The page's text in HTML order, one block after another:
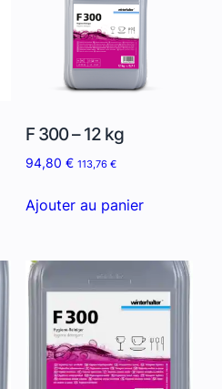
F 300 – 12 kg
94,80 € 113,76 €
Ajouter au panier